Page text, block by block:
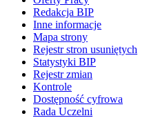
Redakcja BIP
Inne informacje
Mapa strony
Rejestr stron usuniętych
Statystyki BIP
Rejestr zmian
Kontrole
Dostępność cyfrowa
Rada Uczelni